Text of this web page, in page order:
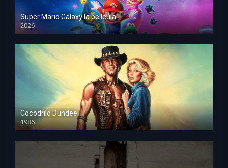
Super Mario Galaxy la película
2026
HD 1080p
Cocodrilo Dundee
1986
HD 1080p